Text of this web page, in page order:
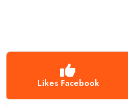
Likes Facebook